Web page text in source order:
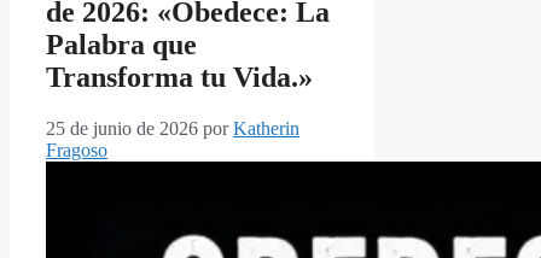
de 2026: «Obedece: La
Palabra que
Transforma tu Vida.»
25 de junio de 2026 porKatherin
Fragoso